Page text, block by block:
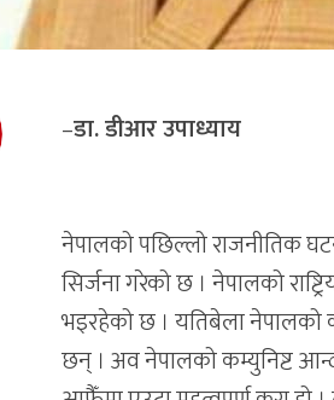
–डा. डीआर उपाध्याय
नेपालको पछिल्लो राजनीतिक
सिर्जना गरेको छ । नेपालको
भइरहेको छ । यतिबेला नेपालको
छन् । अव नेपालको कम्युनिष्ट